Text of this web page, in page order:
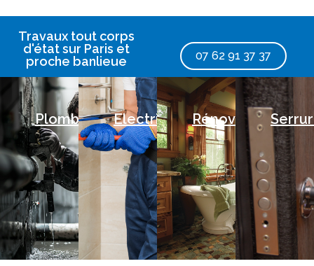
Travaux tout corps
d'état sur Paris et
proche banlieue
07 62 91 37 37
Plomberie Electricité Rénovations